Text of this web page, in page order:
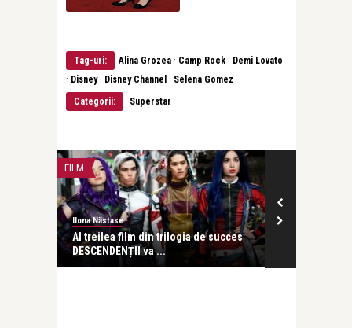
Tag-uri: Alina Grozea · Camp Rock · Demi Lovato
· Disney· Disney Channel · Selena Gomez
Categorii:
Superstar
FILM
Ilona Năstase
Al treilea film din trilogia de succes
DESCENDENȚII va ...